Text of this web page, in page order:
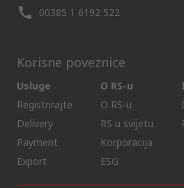
00385 1 6192 522
Korisne poveznice
Usluge
Registrirajte
Delivery
Payment
Export
O RS-u
O RS-u
RS u svijetu
Korporacija
ESG